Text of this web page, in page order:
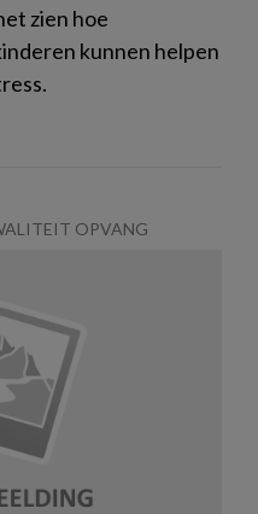
zien hoe
kunnen helpen
OPVANG